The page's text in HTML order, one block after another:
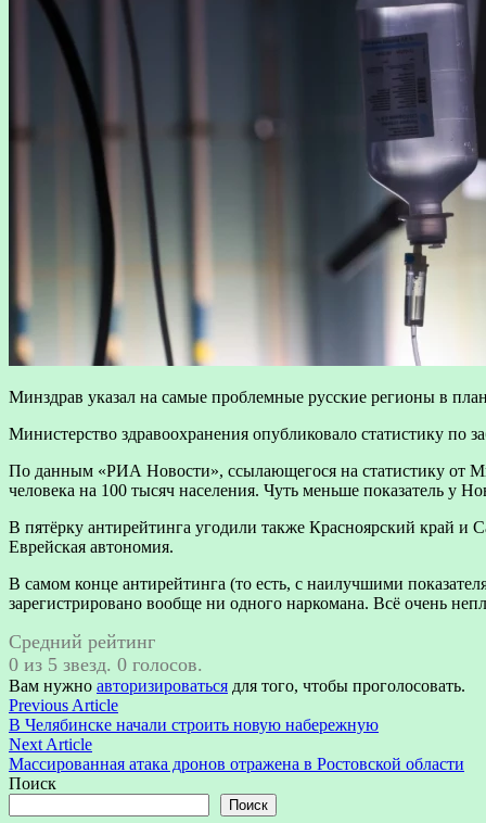
Минздрав указал на самые проблемные русские регионы в
Министерство здравоохранения опубликовало статистику
По данным «РИА Новости», ссылающегося на статистику от
человека на 100 тысяч населения. Чуть меньше показатель у
В пятёрку антирейтинга угодили также Красноярский край и
Еврейская автономия.
В самом конце антирейтинга (то есть, с наилучшими
зарегистрировано вообще ни одного наркомана. Всё очень
Средний рейтинг
0 из 5 звезд. 0 голосов.
Вам нужно авторизироваться для того, чтобы проголосовать.
Навигация
по
записям
Previous ArticlePrevious
article:
В Челябинске начали строить новую набережную
Next ArticleNext
article:
Массированная атака дронов отражена в Ростовской области
Поиск
Поиск